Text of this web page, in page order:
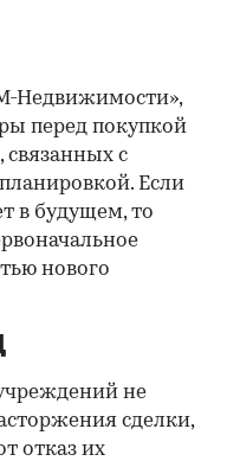
Недвижимости»,
перед покупкой
с
Если
в будущем, то
нового
не
сделки,
отказ их